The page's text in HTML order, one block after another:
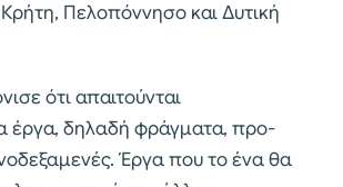
Πελοπόννησο και Δυτική
ότι απαιτούνται
έργα, δηλαδή φράγματα, προ-
Έργα που το ένα θα